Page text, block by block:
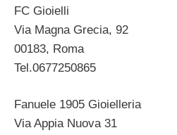
FC Gioielli
Via Magna Grecia, 92
00183, Roma
Tel.0677250865
Fanuele 1905 Gioielleria
Via Appia Nuova 31